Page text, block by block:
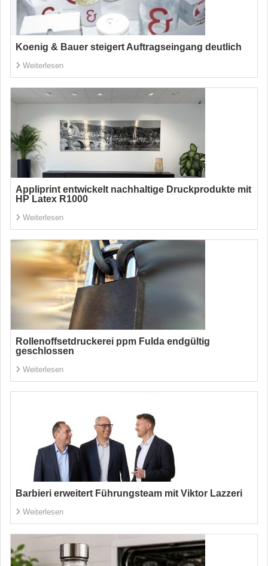
Koenig & Bauer steigert Auftragseingang deutlich
Weiterlesen
Appliprint entwickelt nachhaltige Druckprodukte mit
HP Latex R1000
Weiterlesen
Rollenoffsetdruckerei ppm Fulda endgültig
geschlossen
Weiterlesen
Barbieri erweitert Führungsteam mit Viktor Lazzeri
Weiterlesen